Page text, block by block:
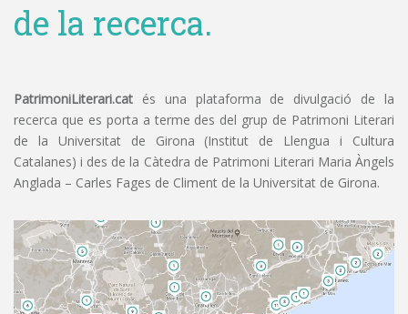
de la recerca.
PatrimoniLiterari.cat és una plataforma de divulgació de la
recerca que es porta a terme des del grup de Patrimoni Literari
de la Universitat de Girona (Institut de Llengua i Cultura
Catalanes) i des de la Càtedra de Patrimoni Literari Maria Àngels
Anglada – Carles Fages de Climent de la Universitat de Girona.